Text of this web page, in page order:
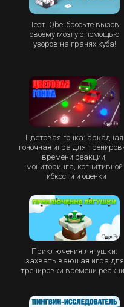
Тест IQbe: бросьте вызов
своему мозгу с помощью
узоров на гранях куба!
Цветовая гонка: аркадная
гоночная игра для
времени реакции,
мониторинга, когнитивной
гибкости и оценки
Приключения лягушки:
захватывающая игра для
тренировки времени